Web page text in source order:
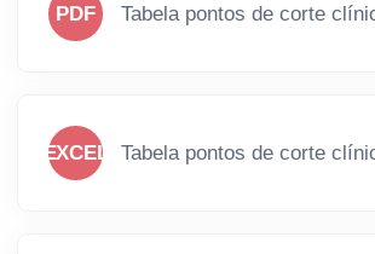
PDF Tabela pontos de corte
EXCEL Tabela pontos de corte